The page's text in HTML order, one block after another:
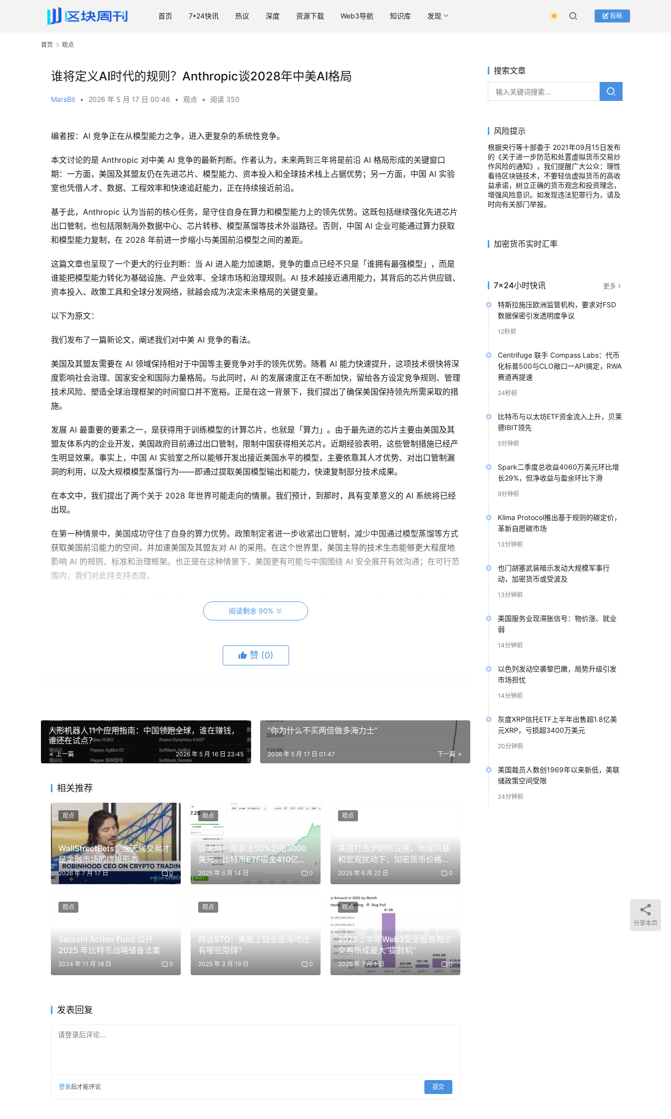
首页 7*24快讯 热议 深度 资源下载 Web3导航 知识库 发现 投稿
首页 观点
谁将定义AI时代的规则？Anthropic谈2028年中美AI格局
MarsBit • 2026 年 5 月 17 日 00:46 • 观点 • 阅读 350
编者按：AI 竞争正在从模型能力之争，进入更复杂的系统性竞争。
本文讨论的是 Anthropic 对中美 AI 竞争的最新判断。作者认为，未来两到三年将是前沿 AI 格局形成的关键窗口
期：一方面，美国及其盟友仍在先进芯片、模型能力、资本投入和全球技术栈上占据优势；另一方面，中国 AI 实验
室也凭借人才、数据、工程效率和快速追赶能力，正在持续接近前沿。
基于此，Anthropic 认为当前的核心任务，是守住自身在算力和模型能力上的领先优势。这既包括继续强化先进芯片
出口管制，也包括限制海外数据中心、芯片转移、模型蒸馏等技术外溢路径。否则，中国 AI 企业可能通过算力获取
和模型能力复制，在 2028 年前进一步缩小与美国前沿模型之间的差距。
这篇文章也呈现了一个更大的行业判断：当 AI 进入能力加速期，竞争的重点已经不只是「谁拥有最强模型」，而是
谁能把模型能力转化为基础设施、产业效率、全球市场和治理规则。AI 技术越接近通用能力，其背后的芯片供应链、
资本投入、政策工具和全球分发网络，就越会成为决定未来格局的关键变量。
以下为原文：
我们发布了一篇新论文，阐述我们对中美 AI 竞争的看法。
美国及其盟友需要在 AI 领域保持相对于中国等主要竞争对手的领先优势。随着 AI 能力快速提升，这项技术很快将深
度影响社会治理、国家安全和国际力量格局。与此同时，AI 的发展速度正在不断加快，留给各方设定竞争规则、管理
技术风险、塑造全球治理框架的时间窗口并不宽裕。正是在这一背景下，我们提出了确保美国保持领先所需采取的措
施。
发展 AI 最重要的要素之一，是获得用于训练模型的计算芯片，也就是「算力」。由于最先进的芯片主要由美国及其
盟友体系内的企业开发，美国政府目前通过出口管制，限制中国获得相关芯片。近期经验表明，这些管制措施已经产
生明显效果。事实上，中国 AI 实验室之所以能够开发出接近美国水平的模型，主要依靠其人才优势、对出口管制漏
洞的利用，以及大规模模型蒸馏行为——即通过提取美国模型输出和能力，快速复制部分技术成果。
在本文中，我们提出了两个关于 2028 年世界可能走向的情景。我们预计，到那时，具有变革意义的 AI 系统将已经
出现。
在第一种情景中，美国成功守住了自身的算力优势。政策制定者进一步收紧出口管制，减少中国通过模型蒸馏等方式
获取美国前沿能力的空间，并加速美国及其盟友对 AI 的采用。在这个世界里，美国主导的技术生态能够更大程度地
影响 AI 的规则、标准和治理框架。也正是在这种情景下，美国更有可能与中国围绕 AI 安全展开有效沟通；在可行范
围内，我们对此持支持态度。
在第二种情景中，美国没有采取足够行动。政策制定者未能堵住中国获取先进算力的渠道，中国 AI 企业迅速利用这
些空间，追赶上 AI 前沿，甚至在部分领域实现反超。在这个世界里，AI 的规则和标准将由更多国家共同争夺，最先
美国及其盟友是以较强优势进入 AI 竞争的。AI 主导权所需的关键工具，是由美国及其盟友体系内高度创新的企业生
2028 年中美 AI 竞争的两种情景
摘要
AI 的开发与部署，将决定未来全球技术规则、产业标准和治理框架的走向。谁能在 AI 领域保持领先，谁就更有可能
目前，美国及其盟友在算力方面拥有显著领先优势。算力是开发前沿 AI 模型最重要的要素之一。这一领先优势来自
美国及其盟友的技术创新，也来自美国两党共同支持的出口管制政策。但在模型智能水平上，中国 AI 实验室已经并
不遥远。我们关注中国的 AI 发展，并不是为了否认中国人民和中国 AI 社区的能力与贡献，而是因为中国是除美国之
外，唯一拥有充足资源和顶尖人才、并正在系统性追赶前沿 AI 的国家。
正限制它们继续追赶的，是算力约束。中国实验室之所以能够保持接近前沿的位置，部分原因在于它们利用了美国出
口管制政策中的漏洞，并通过大规模模型蒸馏获取美国模型的部分能力，从而加快自身模型训练和能力追赶。
随着算力供给迅速扩大，AI 也越来越多地被用于增强新模型训练，我们正在进入一个 AI 能力高速加速的时期。所谓
「数据中心里的天才之国」——也就是我们所理解的具有变革意义的 AI 智能水平——可能已经近在眼前。这种加速
让政策行动变得更加紧迫。
其盟友现在采取行动，同时解决算力获取和模型能力外溢这两个问题，仍有可能在前沿能力上锁定 12 至 24 个月的
与治理展开沟通的能力，而我们支持这种接触。但锁定这一领先优势的机会窗口不会一直存在。
蒸馏美国最佳 AI 模型来追赶的空间，并加速美国及其盟友对 AI 的采用，这一情景就可能实现。
阅读剩余 90%
赞 (0)
人形机器人11个应用指南：中国领跑全球，谁在赚钱，
谁还在试点？
上一篇 2026 年 5 月 16 日 23:45
“你为什么不买两倍做多海力士”
下一篇
2026 年 5 月 17 日 01:47
相关推荐
WallStreetBets：全天候交易才
是金融市场的终极形态
2026 年 7 月 17 日 0
观点
以太坊一周暴涨50%剑指3000
美元，比特币ETF吸金410亿引
爆牛市
2025 年 5 月 14 日 0
观点
美国打击伊朗核设施，地缘风暴
和宏观扰动下，加密货币价格将
走向何方？
2025 年 6 月 22 日 0
观点
Satoshi Action Fund 公开
2025 年比特币战略储备法案
2024 年 11 月 18 日 0
观点
再谈STO：美股上链全面落地还
有哪些阻碍？
2025 年 3 月 19 日 0
观点
2025上半年Web3安全报告揭示
交易所成最大“提款机”
2025 年 7 月 1 日 0
观点
发表回复
请登录后评论...
登录后才能评论 提交
搜索文章
风险提示
根据央行等十部委于 2021年09月15日发布
的《关于进一步防范和处置虚拟货币交易炒
作风险的通知》，我们提醒广大公众：理性
看待区块链技术，不要轻信虚拟货币的高收
益承诺，树立正确的货币观念和投资理念，
增强风险意识。如发现违法犯罪行为，请及
时向有关部门举报。
加密货币实时汇率
7×24小时快讯 更多
特斯拉施压欧洲监管机构，要求对FSD
数据保密引发透明度争议
12秒前
Centrifuge 联手 Compass Labs：代币
化标普500与CLO敞口一API搞定，RWA
赛道再提速
24秒前
比特币与以太坊ETF资金流入上升，贝莱
德IBIT领先
5分钟前
Spark二季度总收益4060万美元环比增
长29%，但净收益与盈余环比下滑
9分钟前
Klima Protocol推出基于规则的碳定价，
革新自愿碳市场
13分钟前
也门胡塞武装暗示发动大规模军事行
动，加密货币或受波及
13分钟前
美国服务业现滞胀信号：物价涨、就业
弱
14分钟前
以色列发动空袭黎巴嫩，局势升级引发
市场担忧
14分钟前
灰度XRP信托ETF上半年出售超1.8亿美
元XRP，亏损超3400万美元
20分钟前
美国裁员人数创1969年以来新低，美联
储政策空间受限
24分钟前
分享本页